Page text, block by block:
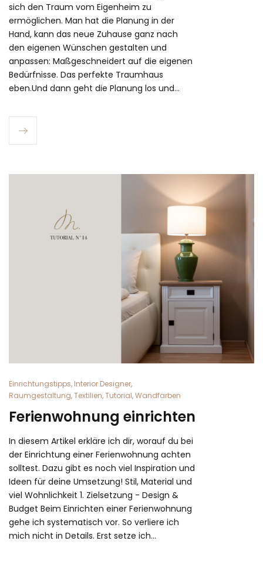
sich den Traum vom Eigenheim zu
ermöglichen. Man hat die Planung in der
Hand, kann das neue Zuhause ganz nach
den eigenen Wünschen gestalten und
anpassen: Maßgeschneidert auf die eigenen
Bedürfnisse. Das perfekte Traumhaus
eben.Und dann geht die Planung los und…
Einrichtungstipps, Interior Designer,
Raumgestaltung,Textilien,Tutorial,Wandfarben
Ferienwohnung einrichten
In diesem Artikel erkläre ich dir, worauf du bei
der Einrichtung einer Ferienwohnung achten
solltest. Dazu gibt es noch viel Inspiration und
Ideen für deine Umsetzung! Stil, Material und
viel Wohnlichkeit 1. Zielsetzung - Design &
Budget Beim Einrichten einer Ferienwohnung
gehe ich systematisch vor. So verliere ich
mich nicht in Details. Erst setze ich…